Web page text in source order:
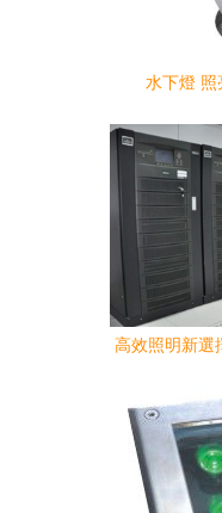
水下燈 照
高效照明新選